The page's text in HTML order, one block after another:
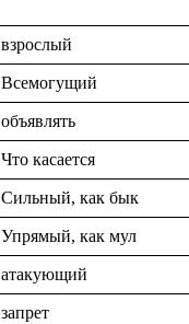
взрослый
Всемогущий
объявлять
Что касается
Сильный, как бык
Упрямый, как мул
атакующий
запрет